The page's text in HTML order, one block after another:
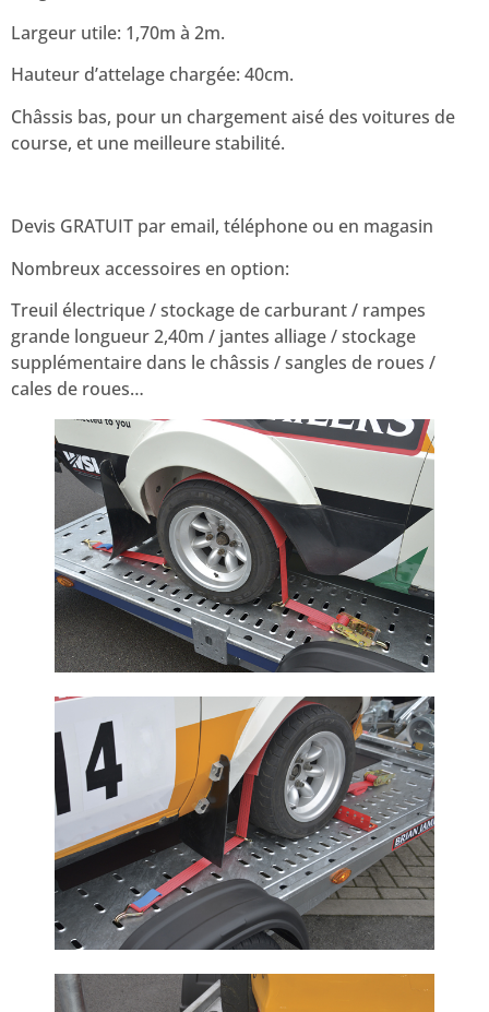
Largeur utile: 1,70m à 2m.
Hauteur d’attelage chargée: 40cm.
Châssis bas, pour un chargement aisé des voitures de
course, et une meilleure stabilité.
Devis GRATUIT par email, téléphone ou en magasin
Nombreux accessoires en option:
Treuil électrique / stockage de carburant / rampes
grande longueur 2,40m / jantes alliage / stockage
supplémentaire dans le châssis / sangles de roues /
cales de roues…